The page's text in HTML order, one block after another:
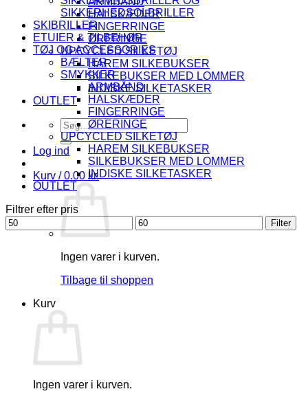
HALSKÆDER
FINGERRINGE
ØRERINGE
UPCYCLED SILKETØJ
HAREM SILKEBUKSER
SILKEBUKSER MED LOMMER
INDISKE SILKETASKER
OUTLET
Søg
efter:
Log ind
Kurv /0.00 kr.
Ingen varer i kurven.
Tilbage til shoppen
Kurv
Ingen varer i kurven.
SIKKERHEDSOLBRILLER
SKIBRILLER
ETUIER & TILBEHØR
TØJ OG ACCESSORIES
BÆLTER
SMYKKER
ARMBÅND
HALSKÆDER
FINGERRINGE
ØRERINGE
UPCYCLED SILKETØJ
HAREM SILKEBUKSER
SILKEBUKSER MED LOMMER
INDISKE SILKETASKER
OUTLET
Filtrer efter pris
Mindste
pris
Højeste
pris
Filter